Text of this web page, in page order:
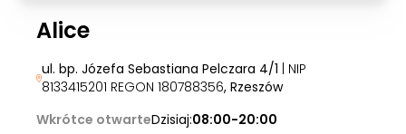
Alice
ul. bp. Józefa Sebastiana Pelczara 4/1 | NIP
8133415201 REGON 180788356, Rzeszów
Wkrótce otwarteDzisiaj:08:00-20:00